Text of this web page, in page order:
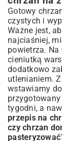
Gotowy
czystych i
Ważne jest,
najciaśniej,
powietrza.
cieniutką
dodatkowo
utlenianiem.
wstawiamy
tygodni, a
przepis na
czy chrzan
pasteryzować